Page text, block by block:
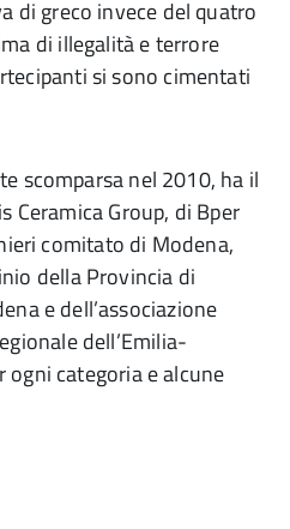
di greco invece del quatro
di illegalità e terrore
si sono cimentati
scomparsa nel 2010, ha il
Ceramica Group, di Bper
comitato di Modena,
della Provincia di
e dell’associazione
dell’Emilia-
ogni categoria e alcune